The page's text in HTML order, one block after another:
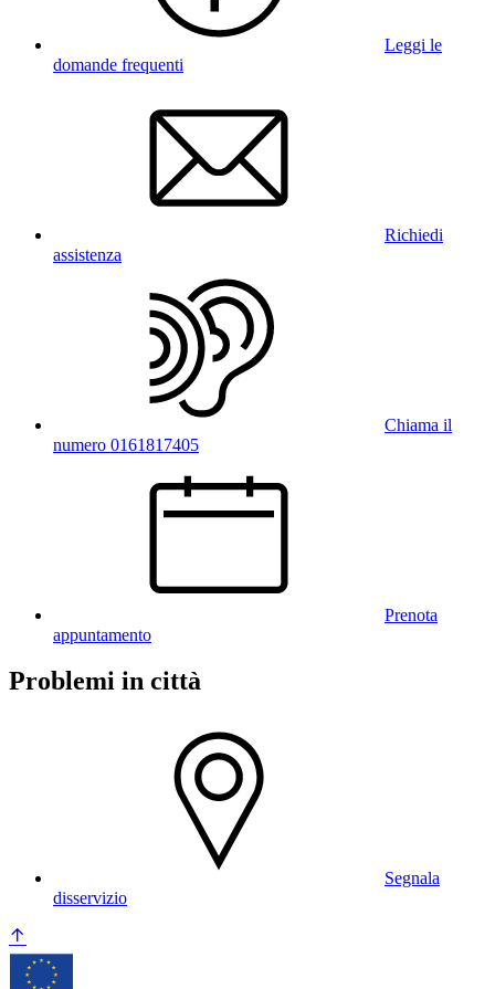
Leggi le
domande frequenti
Richiedi
assistenza
Chiama il
numero 0161817405
Prenota
appuntamento
Problemi in città
Segnala
disservizio